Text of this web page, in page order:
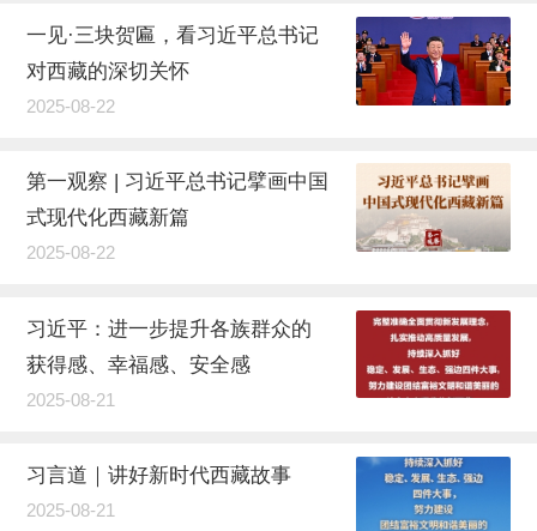
一见·三块贺匾，看习近平总书记
对西藏的深切关怀
2025-08-22
第一观察 | 习近平总书记擘画中国
式现代化西藏新篇
2025-08-22
习近平：进一步提升各族群众的
获得感、幸福感、安全感
2025-08-21
习言道｜讲好新时代西藏故事
2025-08-21